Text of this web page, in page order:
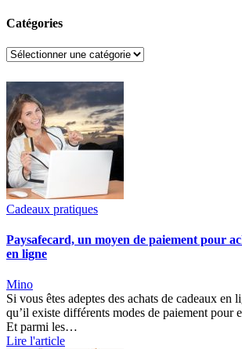
Catégories
Catégories
Cadeaux pratiques
Paysafecard, un moyen de paiement pour
en ligne
Mino
Si vous êtes adeptes des achats de cadeaux en
qu’il existe différents modes de paiement pour
Et parmi les…
Lire l'article